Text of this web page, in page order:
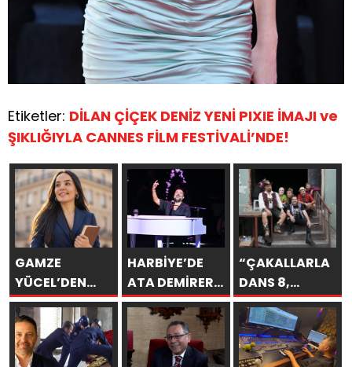
Etiketler: DİLAN ÇİÇEK DENİZ YENİ PIXIE İMAJI ve
ŞIKLIĞIYLA CANNES FİLM FESTİVALİ’NDE!
GAMZE
YÜCEL’DEN
SEVGİYE
BİLİMSEL BAKIŞ
HARBİYE’DE
ATA DEMİRER
GAZİNOSU VE
BİNLERCE
KAHKAHA
“ÇAKALLARLA
DANS 8,
SERİNİN EN
KOMİK
FİLMLERİNDEN
BİRİ OLUYOR”